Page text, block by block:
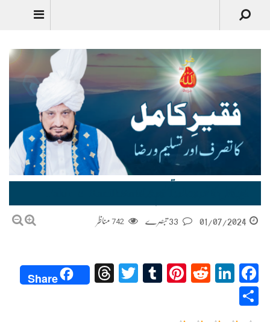
01/07/2024
742 مناظر
Facebook
LinkedIn
Reddit
Pinterest
Tumblr
Twitter
Threads
Share